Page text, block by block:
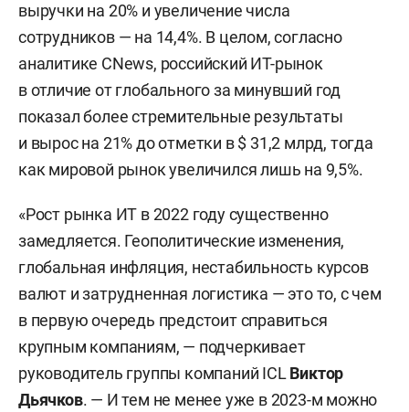
выручки на 20% и увеличение числа
сотрудников — на 14,4%. В целом, согласно
аналитике CNews, российский ИТ-рынок
в отличие от глобального за минувший год
показал более стремительные результаты
и вырос на 21% до отметки в $ 31,2 млрд, тогда
как мировой рынок увеличился лишь на 9,5%.
«Рост рынка ИТ в 2022 году существенно
замедляется. Геополитические изменения,
глобальная инфляция, нестабильность курсов
валют и затрудненная логистика — это то, с чем
в первую очередь предстоит справиться
крупным компаниям, — подчеркивает
руководитель группы компаний ICL Виктор
Дьячков. — И тем не менее уже в 2023-м можно